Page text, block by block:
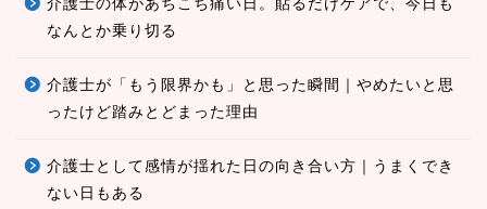
介護士の体があちこち痛い日。貼るだけケアで、今日も
なんとか乗り切る
介護士が「もう限界かも」と思った瞬間｜やめたいと思
ったけど踏みとどまった理由
介護士として感情が揺れた日の向き合い方｜うまくでき
ない日もある